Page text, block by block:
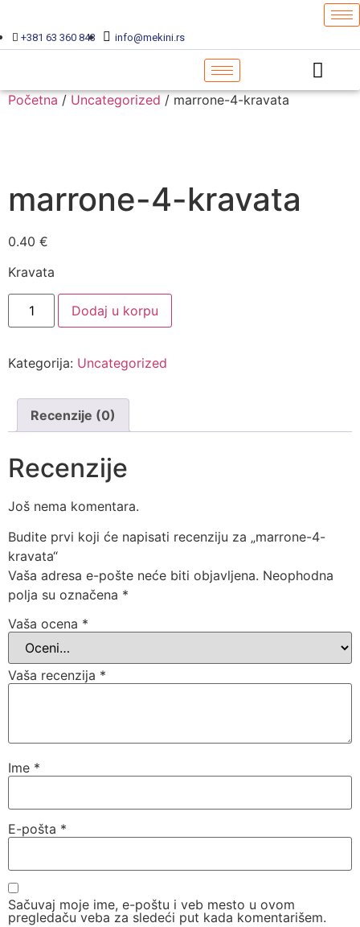
+381 63 360 843 info@mekini.rs
Početna / Uncategorized / marrone-4-kravata
marrone-4-kravata
0.40 €
Kravata
Dodaj u korpu
Kategorija: Uncategorized
Recenzije (0)
Recenzije
Još nema komentara.
Budite prvi koji će napisati recenziju za „marrone-4-
kravata“
Vaša adresa e-pošte neće biti objavljena. Neophodna
polja su označena *
Vaša ocena *
Vaša recenzija *
Ime *
E-pošta *
Sačuvaj moje ime, e-poštu i veb mesto u ovom
pregledaču veba za sledeći put kada komentarišem.